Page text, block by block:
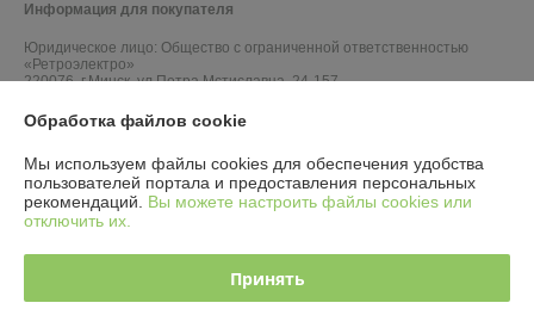
Информация для покупателя
Юридическое лицо: Общество с ограниченной ответственностью
«Ретроэлектро»
220076, г.Минск, ул.Петра Мстиславца, 24-157
Регистрационный номер ЕГР: 193671302
УНП: 193671302
Регистрационный орган: Минский горисполком
Ссылка на свидетельство/лицензию
Обработка файлов cookie
Мы используем файлы cookies для обеспечения удобства
пользователей портала и предоставления персональных
рекомендаций. Вы можете настроить файлы cookies или
отключить их.
Принять